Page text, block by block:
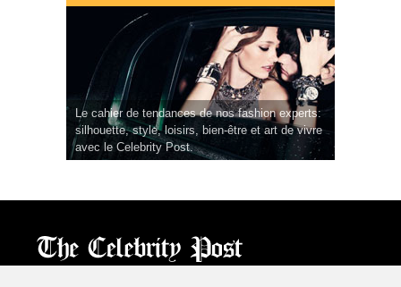
Le cahier de tendances de nos fashion experts:
silhouette, style, loisirs, bien-être et art de vivre
avec le Celebrity Post.